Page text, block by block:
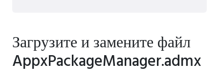
Загрузите и замените файл
AppxPackageManager.admx